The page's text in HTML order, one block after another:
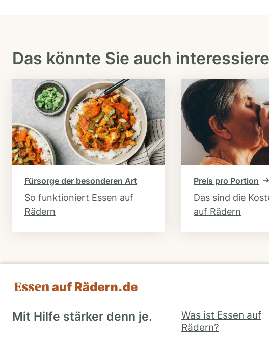
Das könnte Sie auch
Fürsorge der besonderen Art
So funktioniert Essen auf
Rädern
Preis pro Portion
Das sind die
auf Rädern
Mit Hilfe stärker denn je.
Was ist Essen auf
Rädern?